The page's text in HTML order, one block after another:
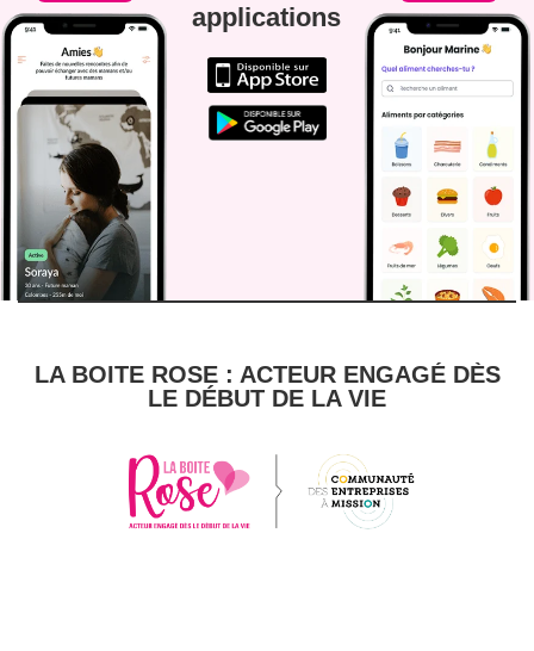
applications
LA BOITE ROSE : ACTEUR ENGAGÉ DÈS
LE DÉBUT DE LA VIE